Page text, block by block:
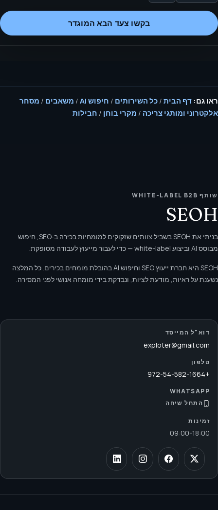
בקשו צעד הבא המוגדר
ראו גם: דף הבית / כל השירותים / חיפוש AI / משאבים / מסחר
אלקטרוני ומותגי צריכה / מקרי בוחן / חבילות
שותף WHITE-LABEL B2B
SEOH
בניתי את SEOH בשביל צוותים שזקוקים למומחיות בכירה ב‑SEO, חיפוש
מבוסס AI וביצוע white-label — כדי לעבור מייעוץ לעבודה מסופקת.
SEOH היא חברת ייעוץ SEO וחיפוש AI בהובלת מומחים בכירים. כל המלצה
נשענת על ראיות, מודעת לציות, ונבדקת בידי מומחה אנושי לפני המסירה.
דוא"ל המייסד
exploter@gmail.com
טלפון
+972-54-582-1664
WHATSAPP
התחל שיחה
זמינות
09:00-18:00